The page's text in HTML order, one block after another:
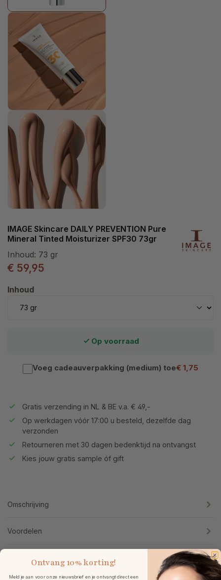
IMAGE Skincare DAILY PREVENTION Pure
Mineral Tinted Moisturizer SPF30 73gr
Inhoud: 73 gr
€ 59,95
Selecteer
Inhoud
Op voorraad
Voeg cadeauverpakking (medium) toe€ 1,75
Gratis verzending in NL & BE v.a. € 49,-
Op werkdagen vóór 17:00 u besteld, dezelfde dag
verzonden
Retourneren met 30 dagen bedenktijd na ontvangst
Kies jouw gratis sample óf gift
Omschrijving
Voordelen
Ontvang 10% korting!
Meld je aan voor onze nieuwsbrief en je ontvangt direct een